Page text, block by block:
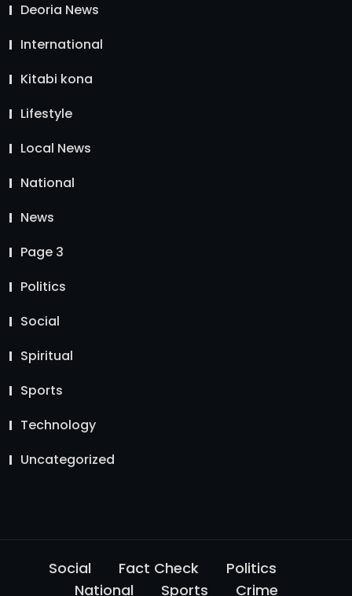
Deoria News
International
Kitabi kona
Lifestyle
Local News
National
News
Page 3
Politics
Social
Spiritual
Sports
Technology
Uncategorized
Social Fact Check
Politics
National
Sports Crime